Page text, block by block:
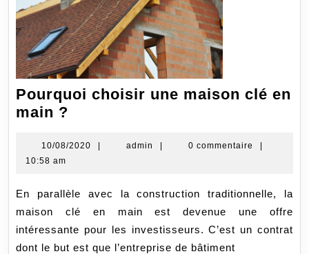
Pourquoi choisir une maison clé en
main ?
une
en
main
?
10/08/2020 10/08/2020
| admin admin
| 0 commentaire
|
10:58 am
En parallèle avec la construction traditionnelle, la
maison clé en main est devenue une offre
intéressante pour les investisseurs. C’est un contrat
dont le but est que l’entreprise de bâtiment